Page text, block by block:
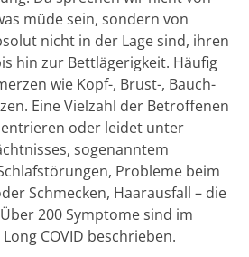
müde sein, sondern von
nicht in der Lage sind, ihren
hin zur Bettlägerigkeit. Häufig
wie Kopf-, Brust-, Bauch-
Eine Vielzahl der Betroffenen
oder leidet unter
sogenanntem
Probleme beim
Schmecken, Haarausfall – die
200 Symptome sind im
COVID beschrieben.